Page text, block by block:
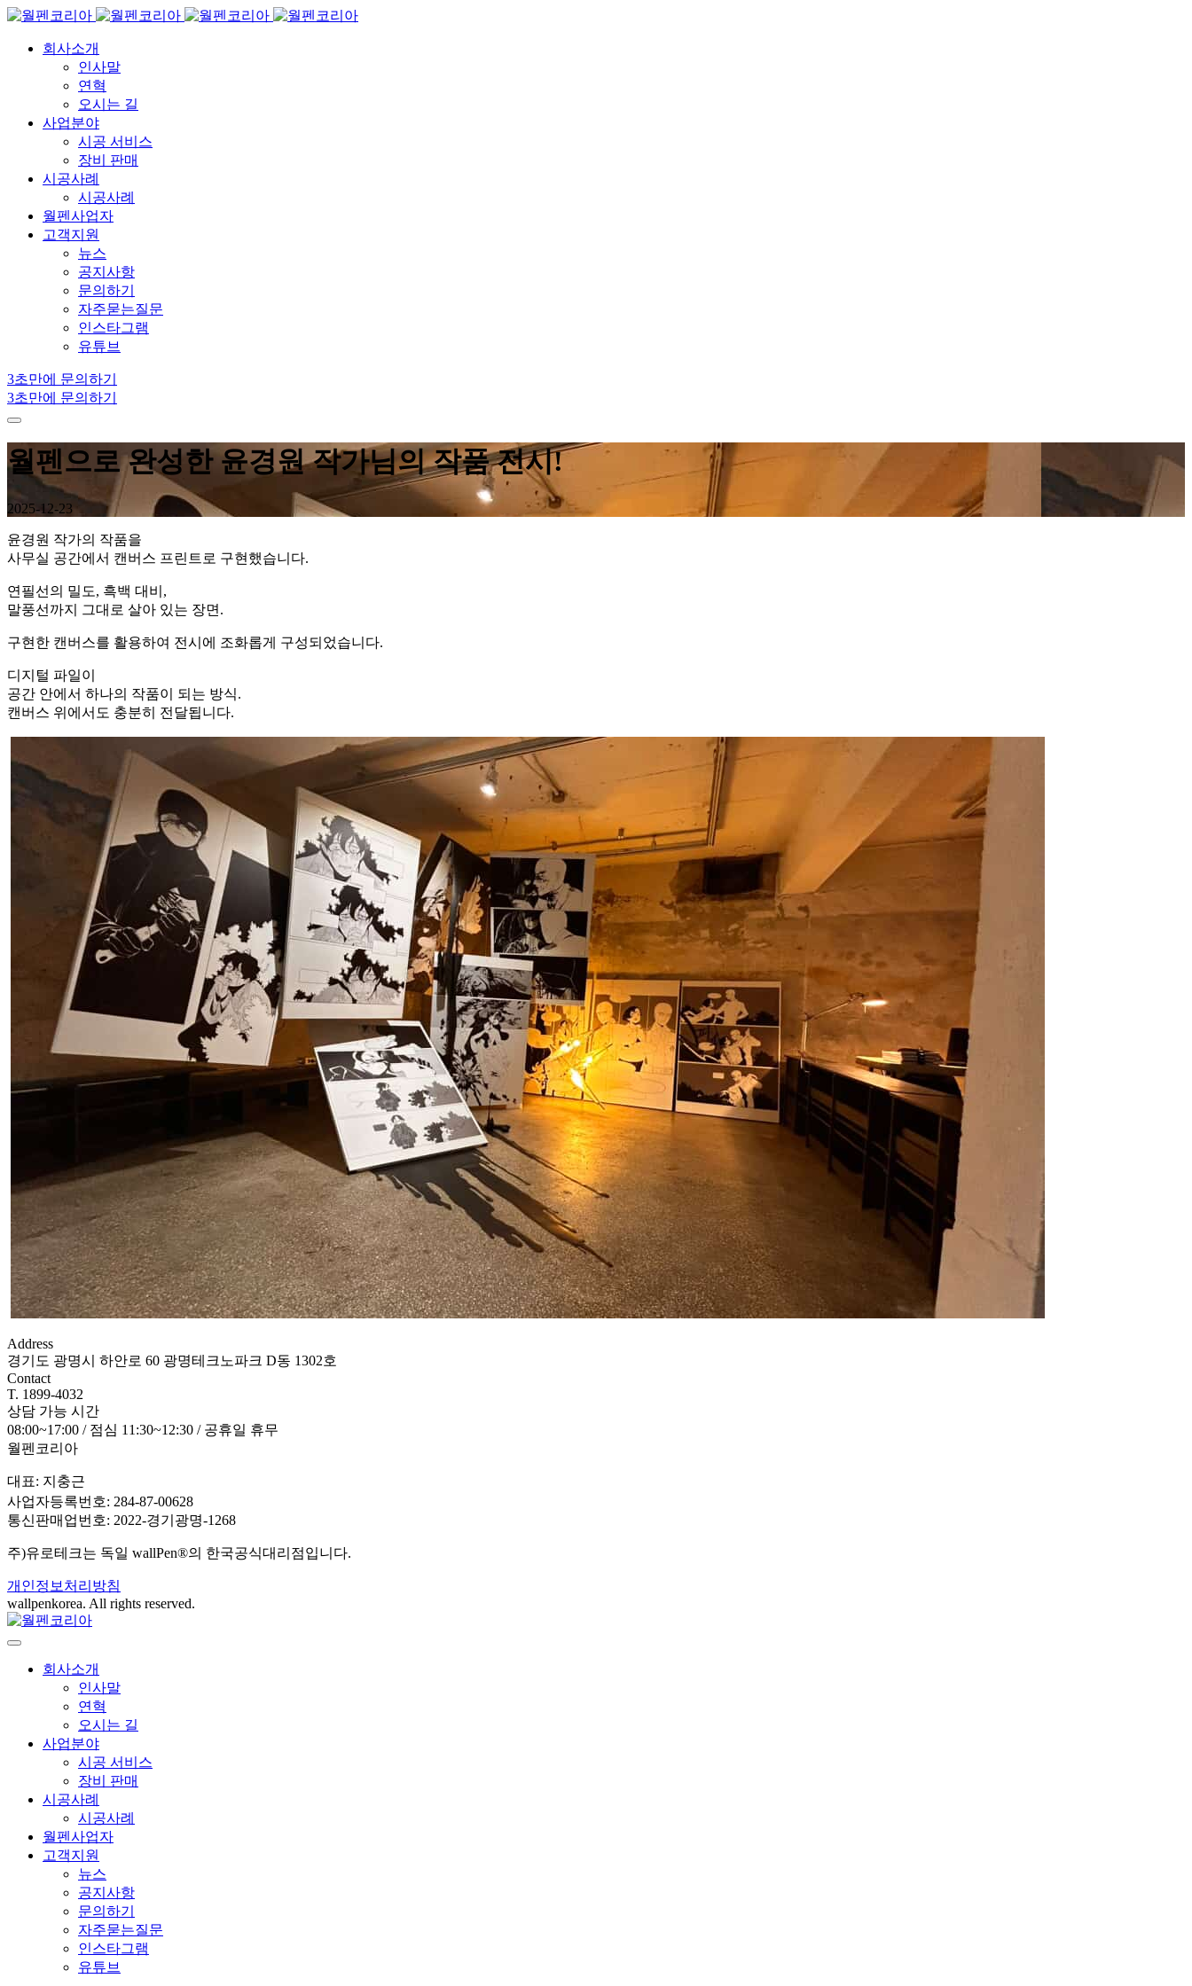
회사소개
인사말
연혁
오시는 길
사업분야
시공 서비스
장비 판매
시공사례
시공사례
월펜사업자
고객지원
뉴스
공지사항
문의하기
자주묻는질문
인스타그램
유튜브
3초만에 문의하기
3초만에 문의하기
월펜으로 완성한 윤경원 작가님의 작품 전시!
2025-12-23
윤경원 작가의 작품을
사무실 공간에서 캔버스 프린트로 구현했습니다.
연필선의 밀도, 흑백 대비,
말풍선까지 그대로 살아 있는 장면.
구현한 캔버스를 활용하여 전시에 조화롭게 구성되었습니다.
디지털 파일이
공간 안에서 하나의 작품이 되는 방식.
캔버스 위에서도 충분히 전달됩니다.
Address
경기도 광명시 하안로 60 광명테크노파크 D동 1302호
Contact
T. 1899-4032
상담 가능 시간
08:00~17:00 / 점심 11:30~12:30 / 공휴일 휴무
월펜코리아
대표: 지충근
사업자등록번호: 284-87-00628
통신판매업번호: 2022-경기광명-1268
주)유로테크는 독일 wallPen®️의 한국공식대리점입니다.
개인정보처리방침
wallpenkorea. All rights reserved.
회사소개
인사말
연혁
오시는 길
사업분야
시공 서비스
장비 판매
시공사례
시공사례
월펜사업자
고객지원
뉴스
공지사항
문의하기
자주묻는질문
인스타그램
유튜브